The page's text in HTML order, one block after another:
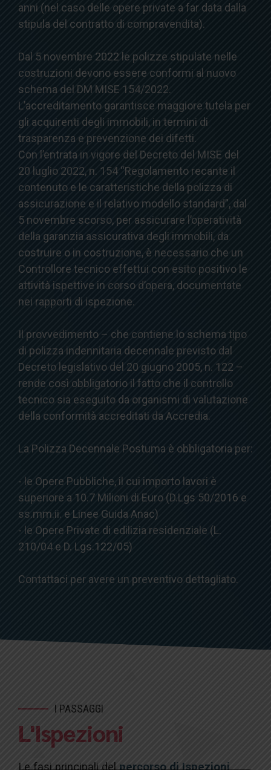
anni (nel caso delle opere private a far data dalla
stipula del contratto di compravendita).
Dal 5 novembre 2022 le polizze stipulate nelle
costruzioni devono essere conformi al nuovo
schema del DM MISE 154/2022.
L’accreditamento garantisce maggiore tutela per
gli acquirenti degli immobili, in termini di
trasparenza e prevenzione dei difetti.
Con l’entrata in vigore del Decreto del MISE del
20 luglio 2022, n. 154 “Regolamento recante il
contenuto e le caratteristiche della polizza di
assicurazione e il relativo modello standard”, dal
5 novembre scorso, per assicurare l’operatività
della garanzia assicurativa degli immobili, da
costruire o in costruzione, è necessario che un
Controllore tecnico effettui con esito positivo le
attività ispettive in corso d’opera, documentate
nei rapporti di ispezione.
Il provvedimento – che contiene lo schema tipo
di polizza indennitaria decennale previsto dal
Decreto legislativo del 20 giugno 2005, n. 122 –
rende così obbligatorio il fatto che il controllo
tecnico sia eseguito da organismi di valutazione
della conformità accreditati da Accredia.
La Polizza Decennale Postuma è obbligatoria per:
- le Opere Pubbliche, il cui importo lavori è
superiore a 10.7 Milioni di Euro (D.Lgs 50/2016 e
ss.mm.ii. e Linee Guida Anac)
- le Opere Private di edilizia residenziale (L.
210/04 e D. Lgs.122/05)
Contattaci per avere un preventivo dettagliato.
I PASSAGGI
L'Ispezioni
Le fasi principali delpercorso di Ispezioni